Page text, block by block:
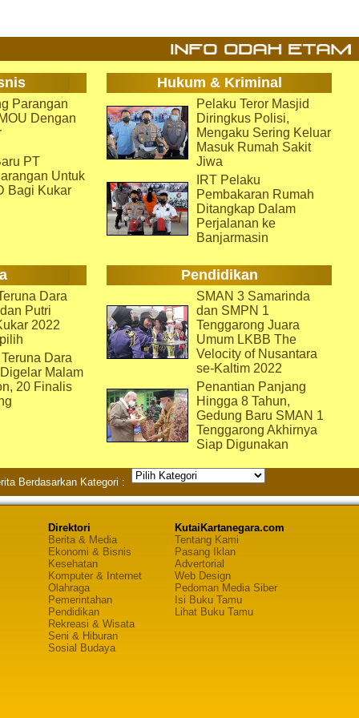
Hukum & Kriminal
Parangan
Dengan
PT
Untuk
Bagi Kukar
Pelaku Teror Masjid
Diringkus Polisi,
Mengaku Sering Keluar
Masuk Rumah Sakit
Jiwa
IRT Pelaku
Pembakaran Rumah
Ditangkap Dalam
Perjalanan ke
Banjarmasin
Pendidikan
Dara
Putri
2022
Dara
Malam
20 Finalis
SMAN 3 Samarinda
dan SMPN 1
Tenggarong Juara
Umum LKBB The
Velocity of Nusantara
se-Kaltim 2022
Penantian Panjang
Hingga 8 Tahun,
Gedung Baru SMAN 1
Tenggarong Akhirnya
Siap Digunakan
Berdasarkan Kategori :
Direktori
Berita & Media
Ekonomi & Bisnis
Kesehatan
Komputer & Internet
Olahraga
Pemerintahan
Pendidikan
Rekreasi & Wisata
Seni & Hiburan
Sosial Budaya
KutaiKartanegara.com
Tentang Kami
Pasang Iklan
Advertorial
Web Design
Pedoman Media Siber
Isi Buku Tamu
Lihat Buku Tamu